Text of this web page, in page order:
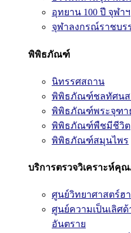
อุทยาน 100 ปี จุฬาฯ
จุฬาลงกรณ์ราชบร
พิพิธภัณฑ์
นิทรรศสถาน
พิพิธภัณฑ์ชลทัศนส
พิพิธภัณฑ์พระจุฑา
พิพิธภัณฑ์พืชมีชีวิต
พิพิธภัณฑ์สมุนไพร
บริการตรวจวิเคราะห์คุ
ศูนย์วิทยาศาสตร์ฮ
ศูนย์ความเป็นเลิศ
อันตราย